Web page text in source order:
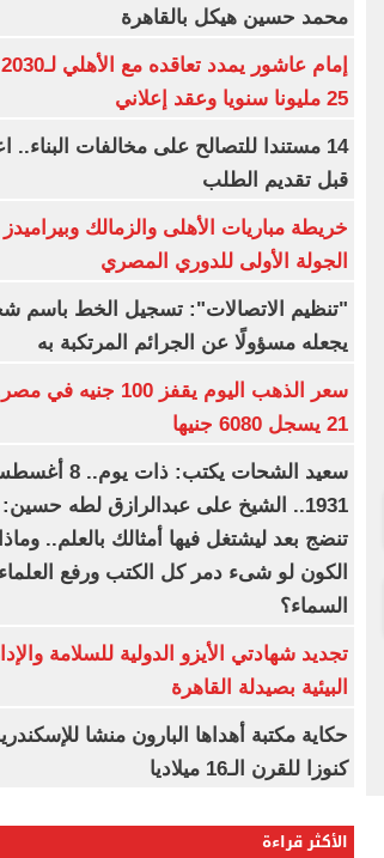
محمد حسين هيكل بالقاهرة
25 مليونا سنويا وعقد إعلاني
14 مستندا للتصالح على مخالفات البناء..
قبل تقديم الطلب
خريطة مباريات الأهلى والزمالك
الجولة الأولى للدوري المصري
"تنظيم الاتصالات": تسجيل الخط باسم
يجعله مسؤولًا عن الجرائم المرتكبة به
سعر الذهب اليوم يقفز 100
21 يسجل 6080 جنيها
سعيد الشحات يكتب: ذات
1931.. الشيخ على عبدالرازق لطه حسين:
تنضج بعد ليشتغل فيها أمثالك بالعلم..
الكون لو شىء دمر كل الكتب ورفع
السماء؟
تجديد شهادتي الأيزو الدولية للسلامة
البيئية بصيدلة القاهرة
حكاية مكتبة أهداها البارون منشا
كنوزا للقرن الـ16 ميلاديا
الأكثر قراءة